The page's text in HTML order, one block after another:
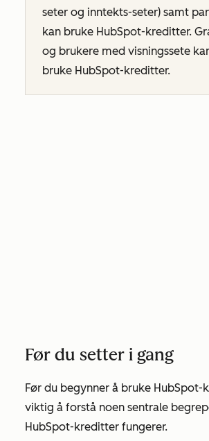
seter og inntekts-seter) samt
kan bruke HubSpot-kreditter.
og brukere med visningssete
bruke HubSpot-kreditter.
Før du setter i gang
Før du begynner å bruke HubSpot-
viktig å forstå noen sentrale
HubSpot-kreditter fungerer.